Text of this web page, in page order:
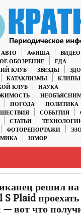
АВТО АФИША
ВИДЕО
ОБОЗРЕНИЕ
ЕДА
КЛУБ
ЗВЕЗДЫ
КАТАКЛИЗМЫ КЛИПЫ
КЛУБ
НАУКА
ПОГОДА
ПОЛИТИКА
СОБЫТИЯ
СТАТЬИ
ФОТОРЕПОРТАЖИ
ЮМОР
решил на
S Plaid
— вот что